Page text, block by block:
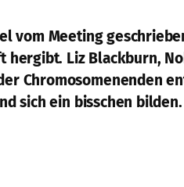
vom Meeting
Liz Blackburn,
Chromosomenenden
sich ein bisschen bilden.